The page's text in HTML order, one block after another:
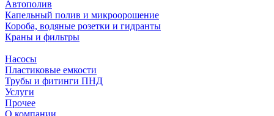
Автополив
Капельный полив и микроорошение
Короба, водяные розетки и гидранты
Краны и фильтры
Насосы
Пластиковые емкости
Трубы и фитинги ПНД
Услуги
Прочее
О компании